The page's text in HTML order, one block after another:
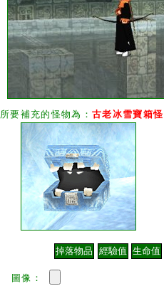
所要補充的怪物為： 古老冰雪寶箱怪
圖像：